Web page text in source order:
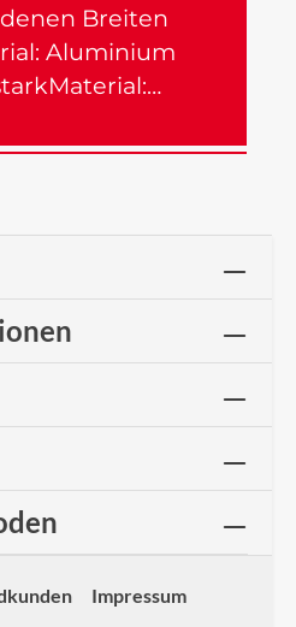
Breiten
Aluminium
Impressum